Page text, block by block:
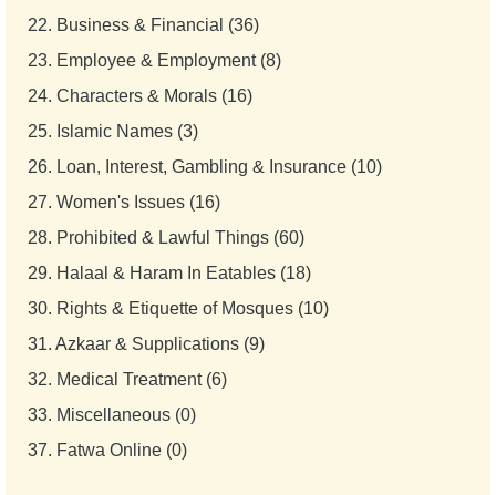
22. Business & Financial (36)
23. Employee & Employment (8)
24. Characters & Morals (16)
25. Islamic Names (3)
26. Loan, Interest, Gambling & Insurance (10)
27. Women's Issues (16)
28. Prohibited & Lawful Things (60)
29. Halaal & Haram In Eatables (18)
30. Rights & Etiquette of Mosques (10)
31. Azkaar & Supplications (9)
32. Medical Treatment (6)
33. Miscellaneous (0)
37. Fatwa Online (0)